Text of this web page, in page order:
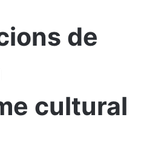
de
cultural